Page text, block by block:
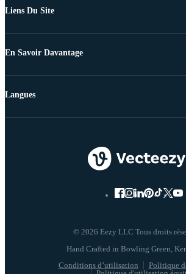
Liens Du Site
En Savoir Davantage
© 2026 Eezy LLC Tous droits
Conditions d’utilisation
Politique
Langues